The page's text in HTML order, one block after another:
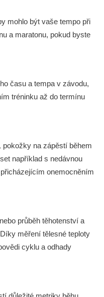
mohlo být vaše tempo při
a maratonu, pokud byste
času a tempa v závodu,
tréninku až do termínu
pokožky na zápěstí během
například s nedávnou
onemocněním
průběh těhotenství a
měření tělesné teploty
cyklu a odhady